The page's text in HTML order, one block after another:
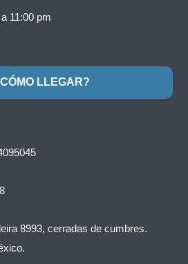
11:00 pm
LLEGAR?
8993, cerradas de cumbres.